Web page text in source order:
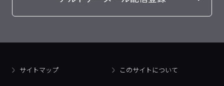
サイトマップ このサイトについて